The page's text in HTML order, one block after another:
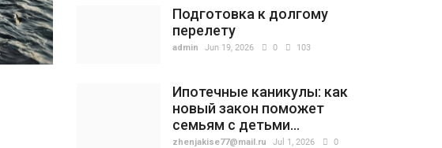
Подготовка к долгому
перелету
admin Jun 19, 2026 0 103
Ипотечные каникулы: как
новый закон поможет
семьям с детьми...
zhenjakise77@mail.ru Jul 1, 2026
0